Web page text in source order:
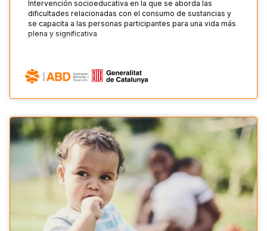
Intervención socioeducativa en la que se aborda las
dificultades relacionadas con el consumo de sustancias y
se capacita a las personas participantes para una vida más
plena y significativa